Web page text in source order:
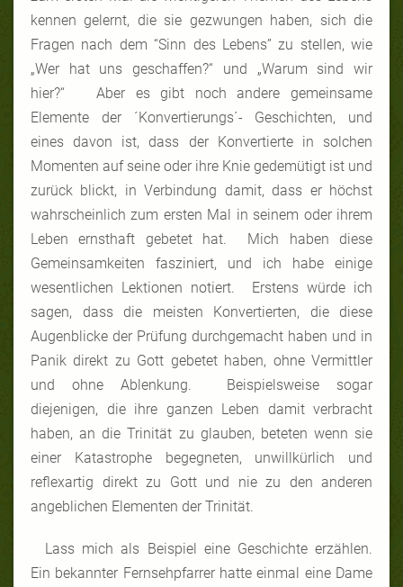
kennen gelernt, die sie gezwungen haben, sich die
Fragen nach dem “Sinn des Lebens” zu stellen, wie
„Wer hat uns geschaffen?“ und „Warum sind wir
hier?“ Aber es gibt noch andere gemeinsame
Elemente der ´Konvertierungs´- Geschichten, und
eines davon ist, dass der Konvertierte in solchen
Momenten auf seine oder ihre Knie gedemütigt ist und
zurück blickt, in Verbindung damit, dass er höchst
wahrscheinlich zum ersten Mal in seinem oder ihrem
Leben ernsthaft gebetet hat. Mich haben diese
Gemeinsamkeiten fasziniert, und ich habe einige
wesentlichen Lektionen notiert. Erstens würde ich
sagen, dass die meisten Konvertierten, die diese
Augenblicke der Prüfung durchgemacht haben und in
Panik direkt zu Gott gebetet haben, ohne Vermittler
und ohne Ablenkung. Beispielsweise sogar
diejenigen, die ihre ganzen Leben damit verbracht
haben, an die Trinität zu glauben, beteten wenn sie
einer Katastrophe begegneten, unwillkürlich und
reflexartig direkt zu Gott und nie zu den anderen
angeblichen Elementen der Trinität.
Lass mich als Beispiel eine Geschichte erzählen.
Ein bekannter Fernsehpfarrer hatte einmal eine Dame